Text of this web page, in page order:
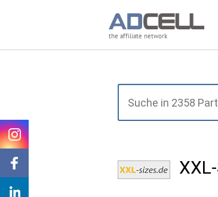
the affiliate network